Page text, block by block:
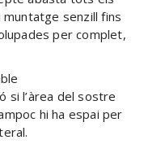
senzill fins
per complet,
si l’àrea del sostre
hi ha espai per